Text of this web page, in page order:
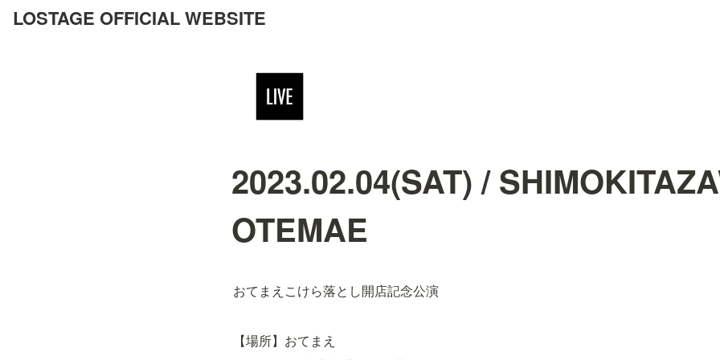
LOSTAGE OFFICIAL WEBSITE
2023.02.04(SAT) /
OTEMAE
おてまえこけら落とし開店記念公演
【場所】おてまえ